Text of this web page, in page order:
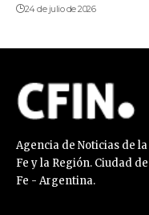
24 de julio de 2026
Agencia de Noticias de
Fe y la Región. Ciudad
Fe - Argentina.